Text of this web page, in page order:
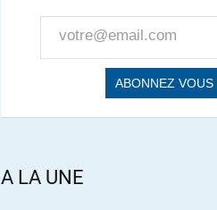
A LA UNE